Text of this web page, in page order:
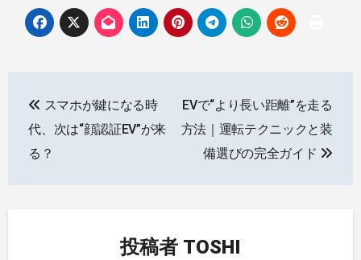
稿
ナ
スマホが鍵になる時
代、次は“顔認証EV”が来
る？
EVで“より長い距離”を走る
方法｜運転テクニックと装
備選びの完全ガイド
投稿者 TOSHI